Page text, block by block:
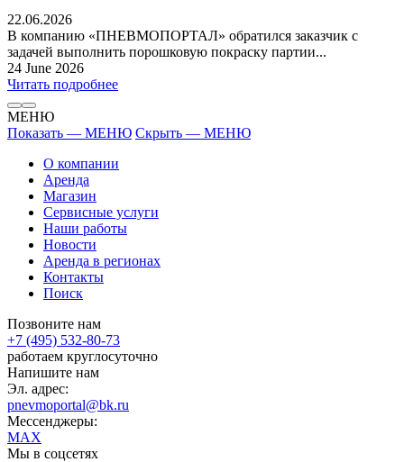
22.06.2026
В компанию «ПНЕВМОПОРТАЛ» обратился заказчик с
задачей выполнить порошковую покраску партии...
24 June 2026
Читать подробнее
МЕНЮ
Показать — МЕНЮ Скрыть — МЕНЮ
О компании
Аренда
Магазин
Сервисные услуги
Наши работы
Новости
Аренда в регионах
Контакты
Поиск
Позвоните нам
+7 (495) 532-80-73
работаем круглосуточно
Напишите нам
Эл. адрес:
pnevmoportal@bk.ru
Мессенджеры:
MAX
Мы в соцсетях